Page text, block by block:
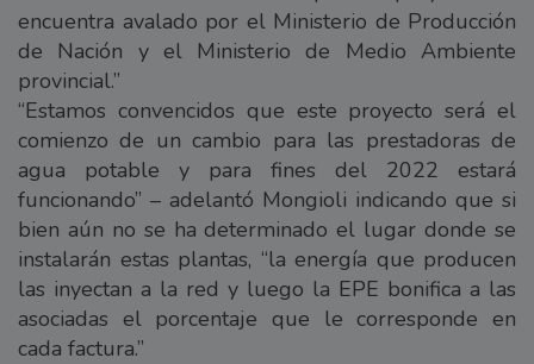
encuentra avalado por el Ministerio de Producción
de Nación y el Ministerio de Medio Ambiente
provincial.”
“Estamos convencidos que este proyecto será el
comienzo de un cambio para las prestadoras de
agua potable y para fines del 2022 estará
funcionando” – adelantó Mongioli indicando que si
bien aún no se ha determinado el lugar donde se
instalarán estas plantas, “la energía que producen
las inyectan a la red y luego la EPE bonifica a las
asociadas el porcentaje que le corresponde en
cada factura.”